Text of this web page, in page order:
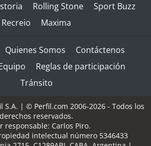
Rolling Stone
Sport Buzz
Recreio
Maxima
Quienes Somos
Contáctenos
Reglas de participación
Tránsito
S.A. | © Perfil.com 2006-2026 - Todos los
derechos reservados.
responsable: Carlos Piro.
intelectual número 5346433